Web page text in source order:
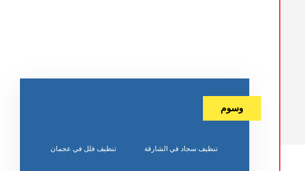
وسوم
تنظيف سجاد في الشارقة تنظيف فلل في عجمان